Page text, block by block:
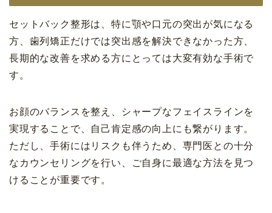
セットバック整形は、特に顎や口元の突出が気になる
方、歯列矯正だけでは突出感を解決できなかった方、
長期的な改善を求める方にとっては大変有効な手術で
す。
お顔のバランスを整え、シャープなフェイスラインを
実現することで、自己肯定感の向上にも繋がります。
ただし、手術にはリスクも伴うため、専門医との十分
なカウンセリングを行い、ご自身に最適な方法を見つ
けることが重要です。